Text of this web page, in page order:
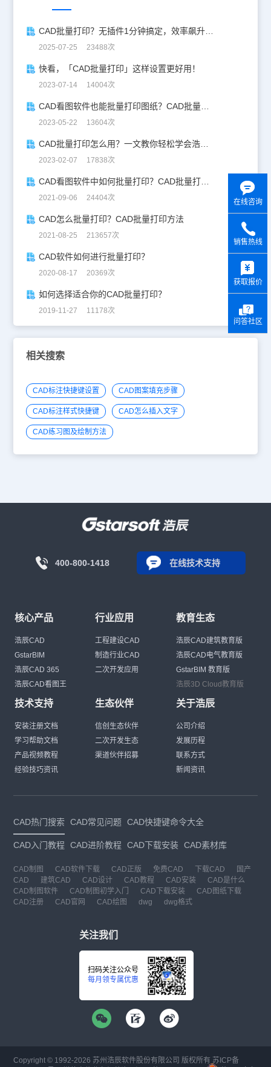
CAD批量打印？无插件1分钟搞定，效率飙升90%！
2025-07-25 23488次
快看，「CAD批量打印」这样设置更好用！
2023-07-14 14004次
CAD看图软件也能批量打印图纸？CAD批量打印攻略来了！
2023-05-22 13604次
CAD批量打印怎么用？一文教你轻松学会浩辰CAD批量打印！
2023-02-07 17838次
CAD看图软件中如何批量打印？CAD批量打印教程
2021-09-06 24404次
CAD怎么批量打印？CAD批量打印方法
2021-08-25 213657次
CAD软件如何进行批量打印？
2020-08-17 20369次
如何选择适合你的CAD批量打印？
2019-11-27 11178次
相关搜索
CAD标注快捷键设置 CAD图案填充步骤
CAD标注样式快捷键 CAD怎么插入文字
CAD练习图及绘制方法
400-800-1418 在线技术支持
核心产品
浩辰CAD
GstarBIM
浩辰CAD 365
浩辰CAD看图王
行业应用
工程建设CAD
制造行业CAD
二次开发应用
教育生态
浩辰CAD建筑教育版
浩辰CAD电气教育版
GstarBIM 教育版
浩辰3D Cloud教育版
技术支持
安装注册文档
学习帮助文档
产品视频教程
经验技巧资讯
生态伙伴
信创生态伙伴
二次开发生态
渠道伙伴招募
关于浩辰
公司介绍
发展历程
联系方式
新闻资讯
CAD热门搜索 CAD常见问题 CAD快捷键命令大全
CAD入门教程 CAD进阶教程 CAD下载安装 CAD素材库
CAD制图 CAD软件下载 CAD正版 免费CAD 下载CAD
国产
CAD
建筑CAD CAD设计 CAD教程 CAD安装
CAD是什么
CAD制图软件
CAD制图初学入门 CAD下载安装
CAD图纸下载
CAD注册
CAD官网 CAD绘图 dwg dwg格式
关注我们
扫码关注公众号
每月领专属优惠
Copyright © 1992-2026 苏州浩辰软件股份有限公司 版权所有 苏ICP备
在线咨询
销售热线
获取报价
问答社区